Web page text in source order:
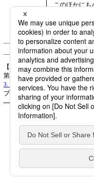
このほかにも
起動と終了」
(c) Saison
【公式】HULFT8 IBMi 導入 マ
第4版発行:
3. HULFTの起動> 3.3 HULFTの
ブの起動